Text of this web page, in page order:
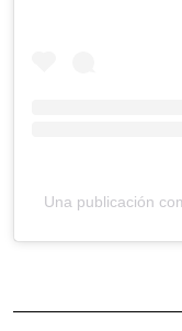
Una publicación